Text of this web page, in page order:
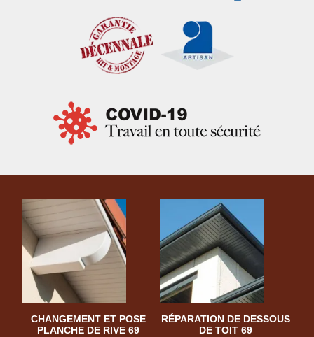
CHANGEMENT ET POSE
PLANCHE DE RIVE 69
RÉPARATION DE DESSOUS
DE TOIT 69